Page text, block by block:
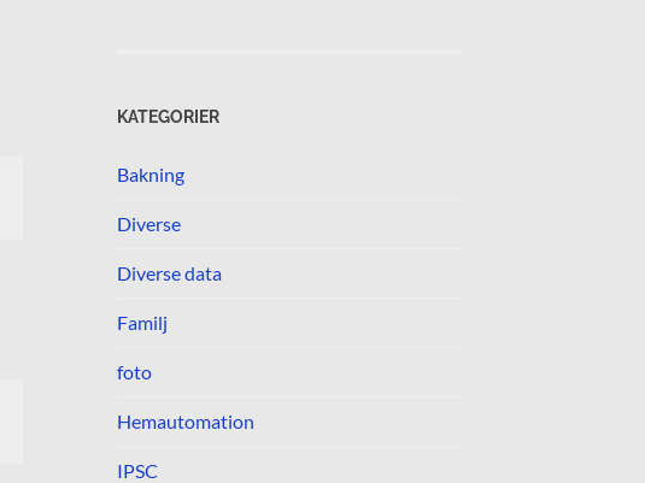
KATEGORIER
Bakning
Diverse
Diverse data
Familj
foto
Hemautomation
IPSC